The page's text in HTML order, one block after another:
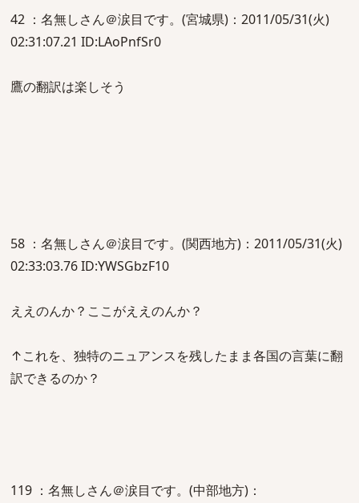
42 ：名無しさん＠涙目です。(宮城県)：2011/05/31(火)
02:31:07.21 ID:LAoPnfSr0
鷹の翻訳は楽しそう
58 ：名無しさん＠涙目です。(関西地方)：2011/05/31(火)
02:33:03.76 ID:YWSGbzF10
ええのんか？ここがええのんか？
↑これを、独特のニュアンスを残したまま各国の言葉に翻
訳できるのか？
119 ：名無しさん＠涙目です。(中部地方)：